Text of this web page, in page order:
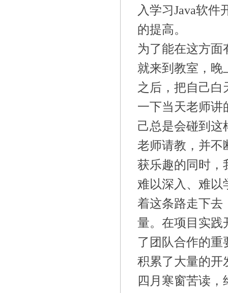
入学习Java软
的提高。
为了能在这方面
就来到教室，晚
之后，把自己白
一下当天老师
己总是会碰到这
老师请教，并不
获乐趣的同时，
难以深入、难
着这条路走下去
量。在项目实践
了团队合作的重
积累了大量的开
四月寒窗苦读